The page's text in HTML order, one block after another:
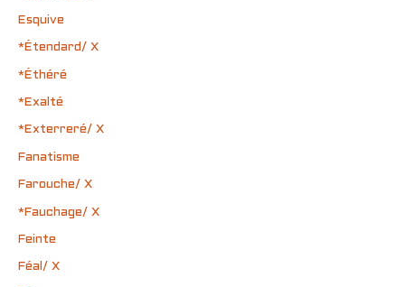
Esquive
*Étendard/ X
*Éthéré
*Exalté
*Exterreré/ X
Fanatisme
Farouche/ X
*Fauchage/ X
Feinte
Féal/ X